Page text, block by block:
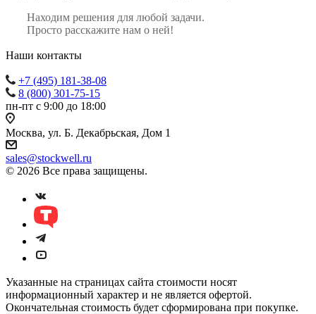
Находим решения для любой задачи.
Просто расскажите нам о ней!
Наши контакты
+7 (495) 181-38-08
8 (800) 301-75-15
пн-пт с 9:00 до 18:00
Москва, ул. Б. Декабрьская, Дом 1
sales@stockwell.ru
© 2026 Все права защищены.
Указанные на страницах сайта стоимости носят
информационный характер и не является офертой.
Окончательная стоимость будет сформирована при покупке.